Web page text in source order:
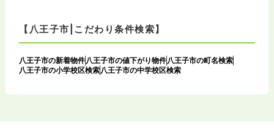
【八王子市|こだわり条件検索】
八王子市の新着物件 八王子市の値下がり物件 八王子市の町名検索
八王子市の小学校区検索 八王子市の中学校区検索